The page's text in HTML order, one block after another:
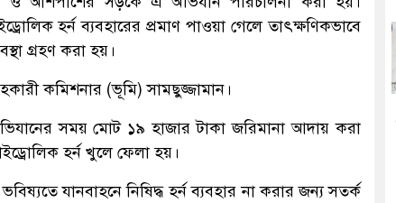
হর্ন ব্যবহারের প্রমাণ পাওয়া গেলে তাৎক্ষণিকভাবে
গ্রহণ করা হয়।
কমিশনার (ভূমি) সামছুজ্জামান।
সময় মোট ১৯ হাজার টাকা জরিমানা আদায় করা
হর্ন খুলে ফেলা হয়।
যানবাহনে নিষিদ্ধ হর্ন ব্যবহার না করার জন্য সতর্ক